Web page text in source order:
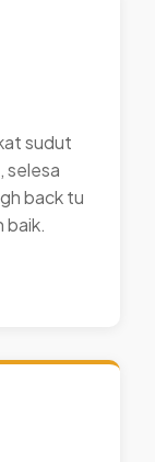
sudut
selesa
back tu
baik.